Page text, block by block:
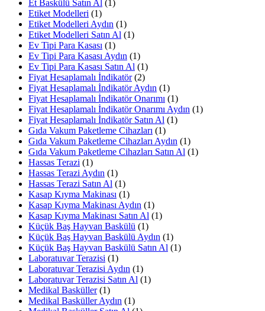
Et Baskülü Satın Al (1)
Etiket Modelleri (1)
Etiket Modelleri Aydın (1)
Etiket Modelleri Satın Al (1)
Ev Tipi Para Kasası (1)
Ev Tipi Para Kasası Aydın (1)
Ev Tipi Para Kasası Satın Al (1)
Fiyat Hesaplamalı İndikatör (2)
Fiyat Hesaplamalı İndikatör Aydın (1)
Fiyat Hesaplamalı İndikatör Onarımı (1)
Fiyat Hesaplamalı İndikatör Onarımı Aydın (1)
Fiyat Hesaplamalı İndikatör Satın Al (1)
Gıda Vakum Paketleme Cihazları (1)
Gıda Vakum Paketleme Cihazları Aydın (1)
Gıda Vakum Paketleme Cihazları Satın Al (1)
Hassas Terazi (1)
Hassas Terazi Aydın (1)
Hassas Terazi Satın Al (1)
Kasap Kıyma Makinası (1)
Kasap Kıyma Makinası Aydın (1)
Kasap Kıyma Makinası Satın Al (1)
Küçük Baş Hayvan Baskülü (1)
Küçük Baş Hayvan Baskülü Aydın (1)
Küçük Baş Hayvan Baskülü Satın Al (1)
Laboratuvar Terazisi (1)
Laboratuvar Terazisi Aydın (1)
Laboratuvar Terazisi Satın Al (1)
Medikal Basküller (1)
Medikal Basküller Aydın (1)